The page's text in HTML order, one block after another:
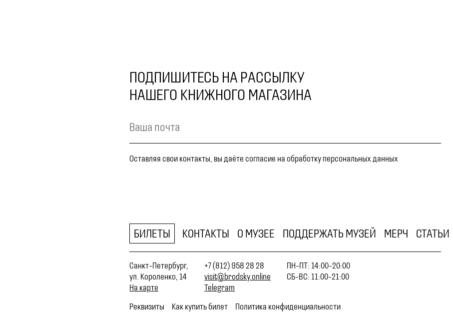
ПОДПИШИТЕСЬ НА РАССЫЛКУ
НАШЕГО КНИЖНОГО МАГАЗИНА
Оставляя свои контакты, вы даёте согласие на обработку персональных данных
БИЛЕТЫ КОНТАКТЫ О МУЗЕЕ ПОДДЕРЖАТЬ МУЗЕЙ МЕРЧ СТАТЬИ
Санкт-Петербург,
ул. Короленко, 14
На карте
+7 (812) 958 28 28
visit@brodsky.online
Telegram
ПН-ПТ: 14:00-20:00
СБ-ВС: 11:00-21:00
Реквизиты Как купить билет Политика конфиденциальности